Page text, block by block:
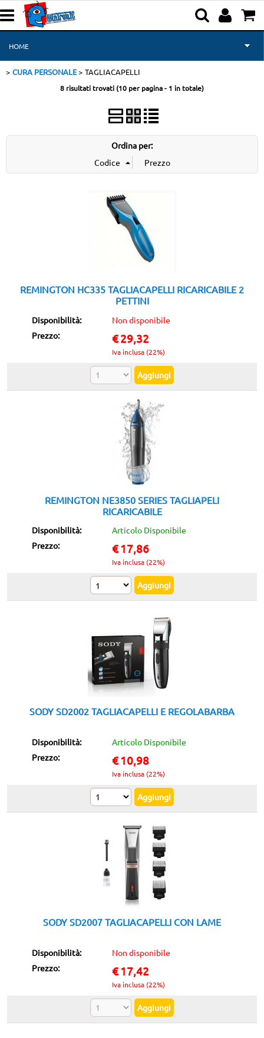
HOME
NOTEBOOK-TABLET-PC
GAMING
RIGENERATI
ELETTRODOMESTICI
CURA PERSONALE TAGLIACAPELLI
8 risultati trovati (10 per pagina - 1 in totale)
Ordina per:
REMINGTON HC335 TAGLIACAPELLI RICARICABILE 2
PETTINI
Disponibilità:
Non disponibile
Prezzo:
€29,32
Iva inclusa (22%)
REMINGTON NE3850 SERIES TAGLIAPELI
RICARICABILE
Disponibilità:
Articolo Disponibile
Prezzo:
€17,86
Iva inclusa (22%)
SODY SD2002 TAGLIACAPELLI E REGOLABARBA
Disponibilità:
Articolo Disponibile
Prezzo:
€10,98
Iva inclusa (22%)
SODY SD2007 TAGLIACAPELLI CON LAME
Disponibilità:
Non disponibile
Prezzo:
€17,42
Iva inclusa (22%)